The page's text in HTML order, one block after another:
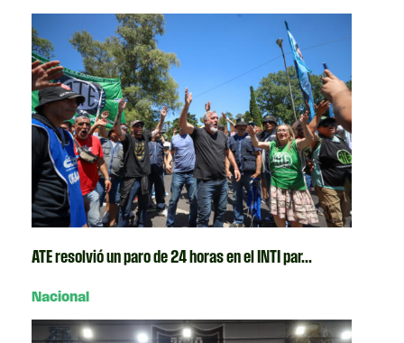
ATE resolvió un paro de 24 horas en el INTI par...
Nacional